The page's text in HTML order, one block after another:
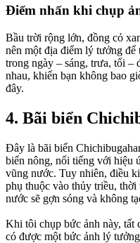
Điểm nhấn khi chụp
Bầu trời rộng lớn, đồng cỏ
nên một địa điểm lý tưởng
trong ngày – sáng, trưa, tối –
nhau, khiến bạn không bao
đây.
4. Bãi biển
Đây là bãi biển
biển nông, nổi tiếng với hiệu
vũng nước. Tuy nhiên, điều
phụ thuộc vào thủy triều,
nước sẽ gợn sóng và không
Khi tôi chụp bức ảnh này, tất
có được một bức ảnh lý